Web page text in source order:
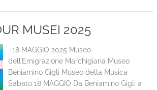
MUSEI 2025
18 MAGGIO 2025 Museo
dell’Emigrazione Marchigiana Museo
Beniamino Gigli Museo della Musica
Sabato 18 MAGGIO Da Beniamino Gigli a